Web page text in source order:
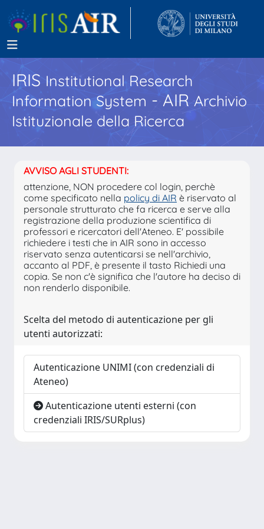
IRISInstitutional Research
Information System - AIR Archivio
Istituzionale della Ricerca
AVVISO AGLI STUDENTI:
attenzione, NON procedere col login, perchè
come specificato nella policy di AIR è riservato al
personale strutturato che fa ricerca e serve alla
registrazione della produzione scientifica di
professori e ricercatori dell'Ateneo. E' possibile
richiedere i testi che in AIR sono in accesso
riservato senza autenticarsi se nell'archivio,
accanto al PDF, è presente il tasto Richiedi una
copia. Se non c'è significa che l'autore ha deciso di
non renderlo disponibile.
Scelta del metodo di autenticazione per gli
utenti autorizzati:
Autenticazione UNIMI (con credenziali di
Ateneo)
Autenticazione utenti esterni (con
credenziali IRIS/SURplus)